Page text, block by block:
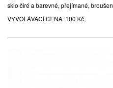
sklo čiré a barevné, přejímané,
VYVOLÁVACÍ CENA: 100 Kč